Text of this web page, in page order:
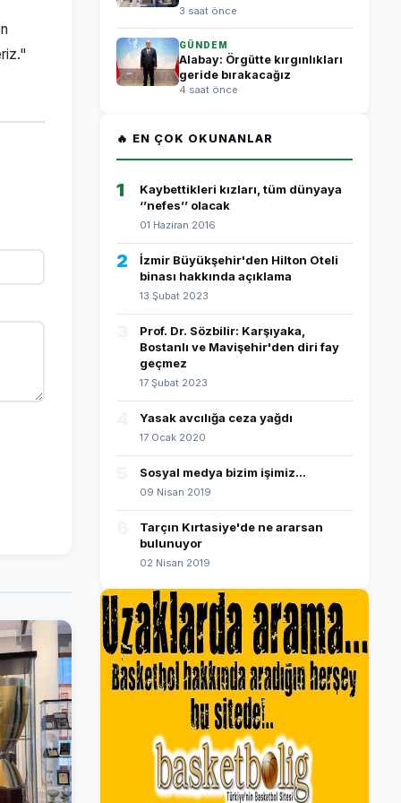
3 saat önce
GÜNDEM
Alabay: Örgütte kırgınlıkları
geride bırakacağız
4 saat önce
🔥 EN ÇOK OKUNANLAR
1
Kaybettikleri kızları, tüm dünyaya
‘’nefes’’ olacak
01 Haziran 2016
2
İzmir Büyükşehir'den Hilton Oteli
binası hakkında açıklama
13 Şubat 2023
Prof. Dr. Sözbilir: Karşıyaka,
Bostanlı ve Mavişehir'den diri fay
geçmez
17 Şubat 2023
Yasak avcılığa ceza yağdı
17 Ocak 2020
Sosyal medya bizim işimiz...
09 Nisan 2019
Tarçın Kırtasiye'de ne ararsan
bulunuyor
02 Nisan 2019